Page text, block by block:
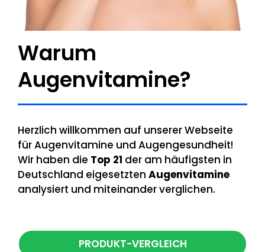
Warum
Augenvitamine?
Herzlich willkommen auf unserer Webseite
für Augenvitamine und Augengesundheit!
Wir haben die Top 21 der am häufigsten in
Deutschland eigesetzten Augenvitamine
analysiert und miteinander verglichen.
PRODUKT-VERGLEICH